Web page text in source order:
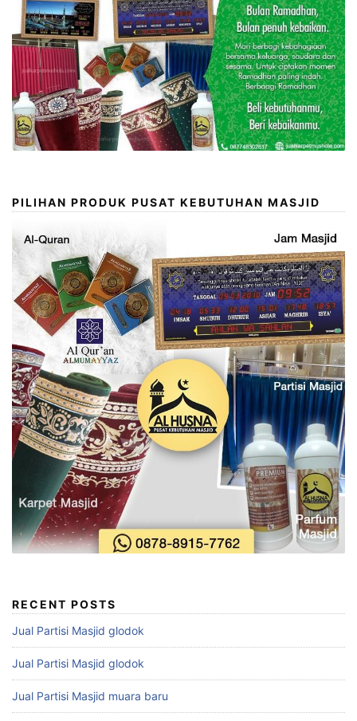
PILIHAN PRODUK PUSAT KEBUTUHAN MASJID
RECENT POSTS
Jual Partisi Masjid glodok
Jual Partisi Masjid glodok
Jual Partisi Masjid muara baru